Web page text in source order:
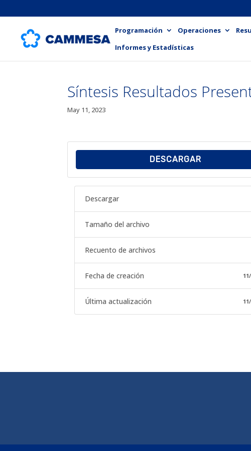
Programación Operaciones
Informes y Estadísticas
Síntesis Resultados
May 11, 2023
DESCARGAR
Descargar
Tamaño del archivo
Recuento de archivos
Fecha de creación
Última actualización